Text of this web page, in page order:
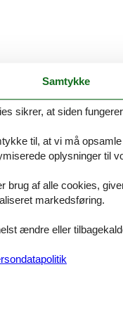
ikke på Dansk.
mit 55m² in
sich im Hochparterre
Der Wohnbereich
über einen
können Sie
die
für Waschmaschine
Samtykke
sikrer, at siden
til, at vi må
oplysninger til
brug af alle cookies,
markedsføring.
ændre eller